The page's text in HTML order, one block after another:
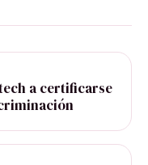
a certificarse